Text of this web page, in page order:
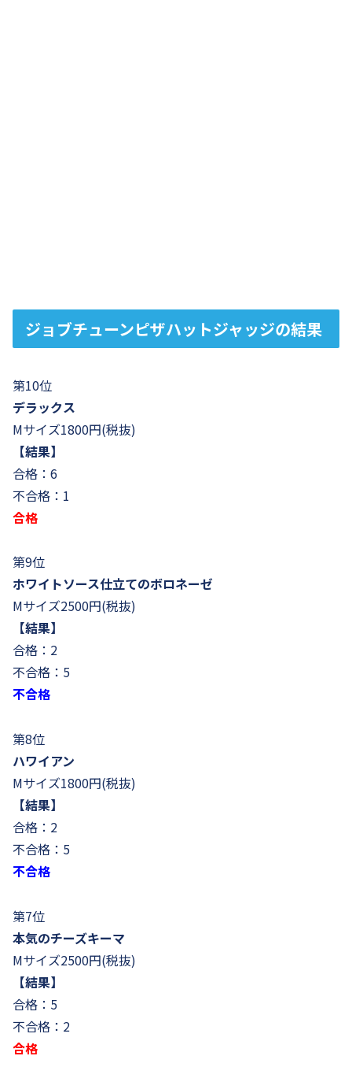
ジョブチューンピザハットジャッジの結果
第10位
デラックス
Mサイズ1800円(税抜)
【結果】
合格：6
不合格：1
合格
第9位
ホワイトソース仕立てのボロネーゼ
Mサイズ2500円(税抜)
【結果】
合格：2
不合格：5
不合格
第8位
ハワイアン
Mサイズ1800円(税抜)
【結果】
合格：2
不合格：5
不合格
第7位
本気のチーズキーマ
Mサイズ2500円(税抜)
【結果】
合格：5
不合格：2
合格